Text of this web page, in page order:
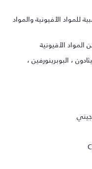
للمواد الأفيونية والمواد
، البوبرينورفين ،